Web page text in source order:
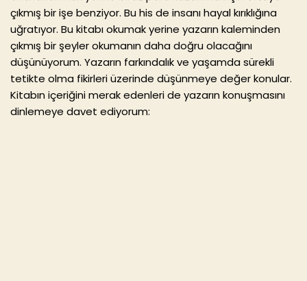
çıkmış bir işe benziyor. Bu his de insanı hayal kırıklığına
uğratıyor. Bu kitabı okumak yerine yazarın kaleminden
çıkmış bir şeyler okumanın daha doğru olacağını
düşünüyorum. Yazarın farkındalık ve yaşamda sürekli
tetikte olma fikirleri üzerinde düşünmeye değer konular.
Kitabın içeriğini merak edenleri de yazarın konuşmasını
dinlemeye davet ediyorum: